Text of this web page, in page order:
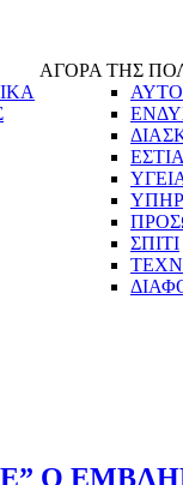
ΑΓΟΡΑ ΤΗΣ
ΣΠΙΤΙ
Ο